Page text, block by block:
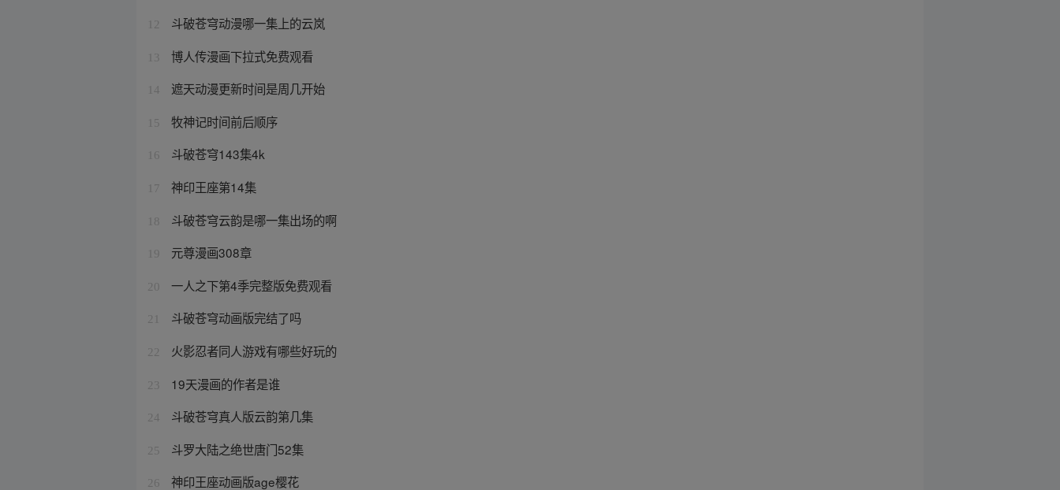
12 斗破苍穹动漫哪一集上的云岚
13 博人传漫画下拉式免费观看
14 遮天动漫更新时间是周几开始
15 牧神记时间前后顺序
16 斗破苍穹143集4k
17 神印王座第14集
18 斗破苍穹云韵是哪一集出场的啊
19 元尊漫画308章
20 一人之下第4季完整版免费观看
21 斗破苍穹动画版完结了吗
22 火影忍者同人游戏有哪些好玩的
23 19天漫画的作者是谁
24 斗破苍穹真人版云韵第几集
25 斗罗大陆之绝世唐门52集
26 神印王座动画版age樱花